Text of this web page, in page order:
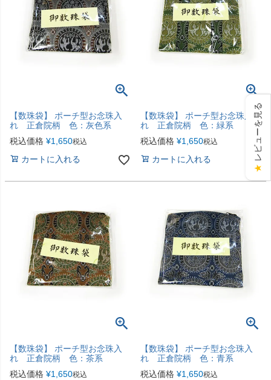
【数珠袋】 ポーチ型お念珠入
れ 正倉院柄 色：灰色系
税込価格 ¥1,650税込
カートに入れる
【数珠袋】 ポーチ型お念珠入
れ 正倉院柄 色：緑系
税込価格 ¥1,650税込
カートに入れる
【数珠袋】 ポーチ型お念珠入
れ 正倉院柄 色：茶系
税込価格 ¥1,650税込
【数珠袋】 ポーチ型お念珠入
れ 正倉院柄 色：青系
税込価格 ¥1,650税込
★
レビューを見る